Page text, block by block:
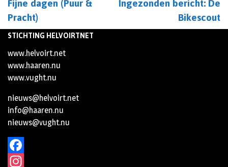
Pracht) Bikescout
STICHTING HELVOIRTNET
www.helvoirt.net
www.haaren.nu
www.vught.nu
nieuws@helvoirt.net
info@haaren.nu
nieuws@vught.nu
Facebook